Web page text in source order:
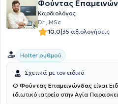
Φούντας
Καρδιολόγος
Dr., MSc
10.0|35 αξιολογήσεις
Holter ρυθμού
Σχετικά με τον ειδικό
Ο Φούντας Επαμεινώνδας είναι
ιδιωτικό ιατρείο στην Αγία